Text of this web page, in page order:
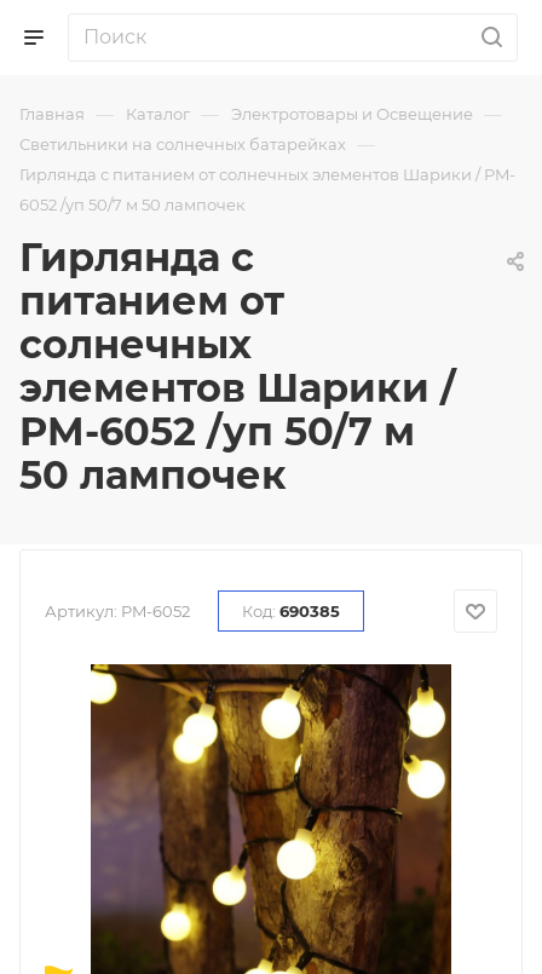
Главная — Каталог — Электротовары и Освещение —
Светильники на солнечных батарейках —
Гирлянда с питанием от солнечных элементов Шарики / PM-
6052 /уп 50/7 м 50 лампочек
Гирлянда с
питанием от
солнечных
элементов Шарики /
PM-6052 /уп 50/7 м
50 лампочек
Артикул: PM-6052 Код: 690385